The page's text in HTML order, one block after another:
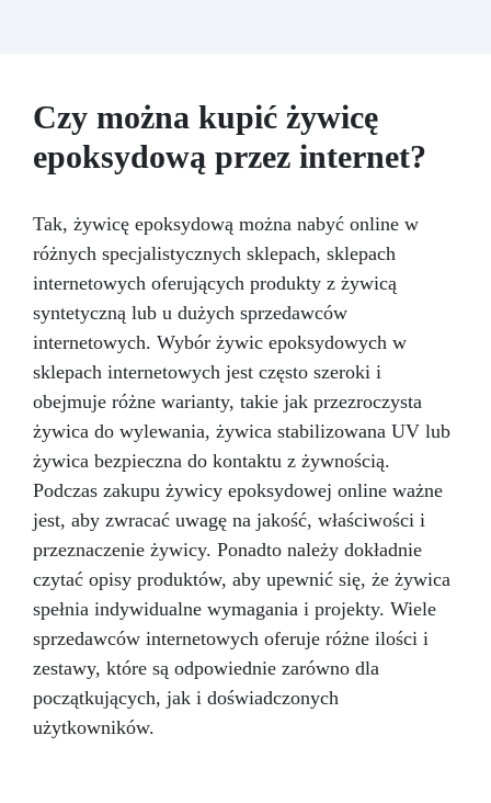
utwardzeniu
Idealna do powłok ochronnych,
paneli artystycznych i obrazów: Przekształca
każdy projekt w dzieło sztuki
Czy można kupić żywicę
epoksydową przez internet?
Tak, żywicę epoksydową można nabyć online w
różnych specjalistycznych sklepach, sklepach
internetowych oferujących produkty z żywicą
syntetyczną lub u dużych sprzedawców
internetowych. Wybór żywic epoksydowych w
sklepach internetowych jest często szeroki i
obejmuje różne warianty, takie jak przezroczysta
żywica do wylewania, żywica stabilizowana UV lub
żywica bezpieczna do kontaktu z żywnością.
Podczas zakupu żywicy epoksydowej online ważne
jest, aby zwracać uwagę na jakość, właściwości i
przeznaczenie żywicy. Ponadto należy dokładnie
czytać opisy produktów, aby upewnić się, że żywica
spełnia indywidualne wymagania i projekty. Wiele
sprzedawców internetowych oferuje różne ilości i
zestawy, które są odpowiednie zarówno dla
początkujących, jak i doświadczonych
użytkowników.